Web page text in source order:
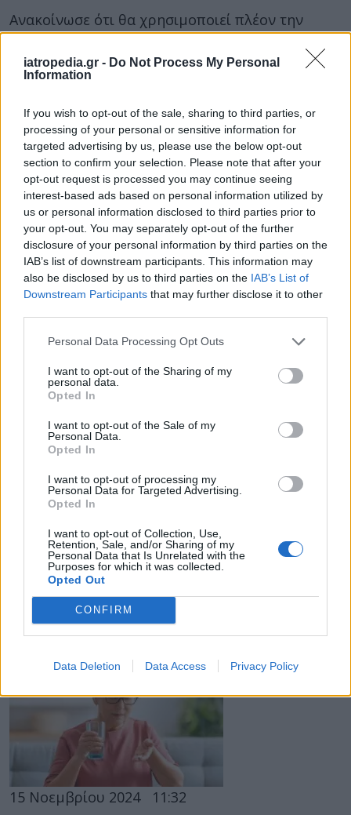
iatropedia.gr - Do Not Process My Personal
Information
If you wish to opt-out of the sale, sharing to third parties, or
processing of your personal or sensitive information for
targeted advertising by us, please use the below opt-out
section to confirm your selection. Please note that after your
opt-out request is processed you may continue seeing
interest-based ads based on personal information utilized by
us or personal information disclosed to third parties prior to
your opt-out. You may separately opt-out of the further
disclosure of your personal information by third parties on the
IAB’s list of downstream participants. This information may
also be disclosed by us to third parties on the IAB’s List of
Downstream Participants that may further disclose it to other
Personal Data Processing Opt Outs
I want to opt-out of the Sharing of my
personal data.
Opted In
I want to opt-out of the Sale of my
Personal Data.
Opted In
I want to opt-out of processing my
Personal Data for Targeted Advertising.
Opted In
I want to opt-out of Collection, Use,
Retention, Sale, and/or Sharing of my
Personal Data that Is Unrelated with the
Purposes for which it was collected.
Opted Out
CONFIRM
Data Deletion Data Access Privacy Policy
Ανακοίνωσε ότι θα χρησιμοποιεί πλέον την
πλατφόρμα Bluesky για τις αναρτήσεις του.
31 Δεκεμβρίου 2024 13:05
«Πράσινο φως» σε περισσότερα από 100
φάρμακα στην Ευρώπη το 2024
Τι αναφέρει εν όψει της νέας χρονιάς η
04 Δεκεμβρίου 2024 12:29
EMA: «Αθώο» γνωστό αντιβιοτικό για
την πρόκληση αυτοκτονικού ιδεασμού
Η επιτροπή ασφαλείας του Ευρωπαϊκού
Οργανισμού Φαρμάκων «αθώωσε» το γνωστό
αντιβιοτικό δοξυκυκλίνη για τον κίνδυνο
αυτοκτονικότητας.
15 Νοεμβρίου 2024 11:32